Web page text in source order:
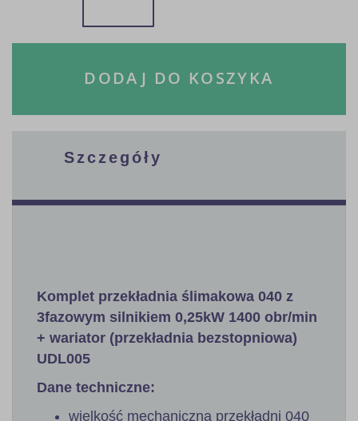
DODAJ DO KOSZYKA
Szczegóły
Komplet przekładnia ślimakowa 040 z
3fazowym silnikiem 0,25kW 1400 obr/min
+ wariator (przekładnia bezstopniowa)
UDL005
Dane techniczne:
wielkość mechaniczna przekładni 040